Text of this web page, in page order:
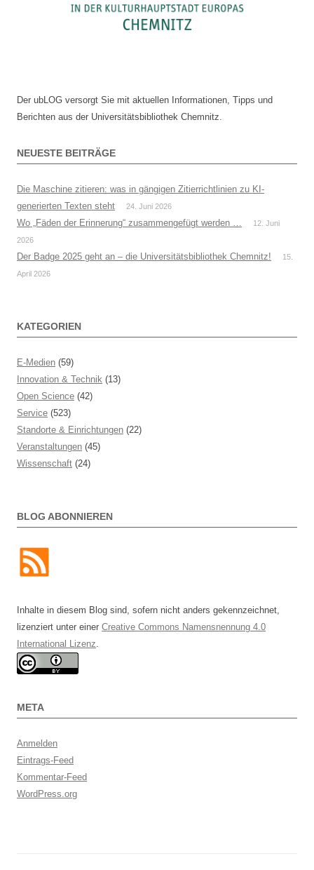
Der ubLOG versorgt Sie mit aktuellen Informationen, Tipps und
Berichten aus der Universitätsbibliothek Chemnitz.
NEUESTE BEITRÄGE
Die Maschine zitieren: was in gängigen Zitierrichtlinien zu KI-
generierten Texten steht
24. Juni 2026
Wo „Fäden der Erinnerung“ zusammengefügt werden …
12. Juni
2026
Der Badge 2025 geht an – die Universitätsbibliothek Chemnitz!
15.
April 2026
KATEGORIEN
E-Medien (59)
Innovation & Technik (13)
Open Science (42)
Service (523)
Standorte & Einrichtungen (22)
Veranstaltungen (45)
Wissenschaft (24)
BLOG ABONNIEREN
Inhalte in diesem Blog sind, sofern nicht anders gekennzeichnet,
lizenziert unter einer Creative Commons Namensnennung 4.0
International Lizenz
META
Anmelden
Eintrags-Feed
Kommentar-Feed
WordPress.org